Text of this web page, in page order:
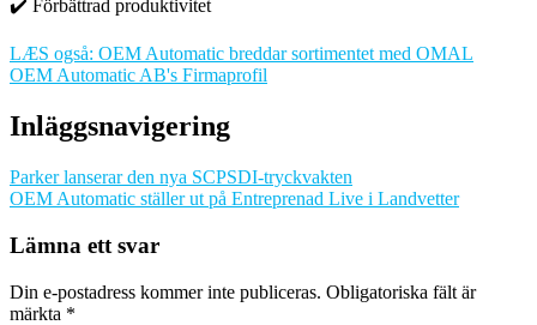
✔️ Förbättrad produktivitet
LÆS også: OEM Automatic breddar sortimentet med OMAL
OEM Automatic AB's Firmaprofil
Inläggsnavigering
Parker lanserar den nya SCPSDI-tryckvakten
OEM Automatic ställer ut på Entreprenad Live i Landvetter
Lämna ett svar
Din e-postadress kommer inte publiceras. Obligatoriska fält är
märkta *